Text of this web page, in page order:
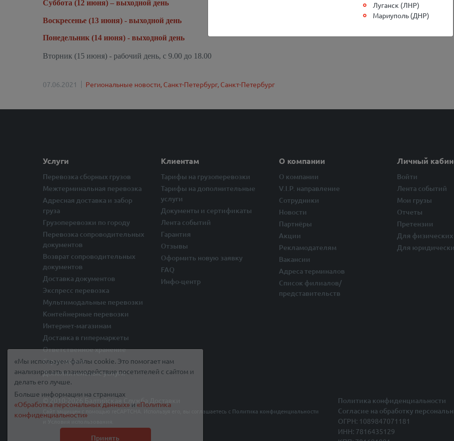
Суббота (12 июня) – выходной день
Воскресенье (13 июня) - выходной день
Понедельник (14 июня) - выходной день
Вторник (15 июня) - рабочий день, с 9.00 до 18.00
07.06.2021 Региональные новости, Санкт-Петербург, Санкт-Петербург
Услуги
Перевозка сборных грузов
Межтерминальная перевозка
Адресная доставка и забор
груза
Грузоперевозки по городу
Перевозка сопроводительных
документов
Возврат сопроводительных
документов
Доставка документов
Экспресс перевозка
Мультимодальные перевозки
Контейнерные перевозки
Интернет-магазинам
Доставка в гипермаркеты
Ответственное хранение
Страхование
Дополнительные услуги
Клиентам
Тарифы на грузоперевозки
Тарифы на дополнительные
услуги
Документы и сертификаты
Лента событий
Гарантия
Отзывы
Оформить новую заявку
FAQ
Инфо-центр
О компании
О компании
V.I.P. направление
Сотрудники
Новости
Партнёры
Акции
Рекламодателям
Вакансии
Адреса терминалов
Список филиалов/
представительств
Личный
Войти
Лента событий
Мои грузы
Отчеты
Претензии
Для
Для
© 2010-2026 Балтийская Служба Доставки
Сайт защищен с помощью reCAPTCHA. Используя его, вы соглашаетесь с Политика конфиденциальности
Политика конфиденциальности
Согласие на обработку
ОГРН: 1089847071181
ИНН: 7816435129
«Мы используем файлы cookie. Это помогает нам
анализировать взаимодействие посетителей с сайтом и
делать его лучше.
Больше информации на страницах
«Обработка персональных данных» и «Политика
конфиденциальности»
Принять
Луганск (ЛНР)
Мариуполь (ДНР)